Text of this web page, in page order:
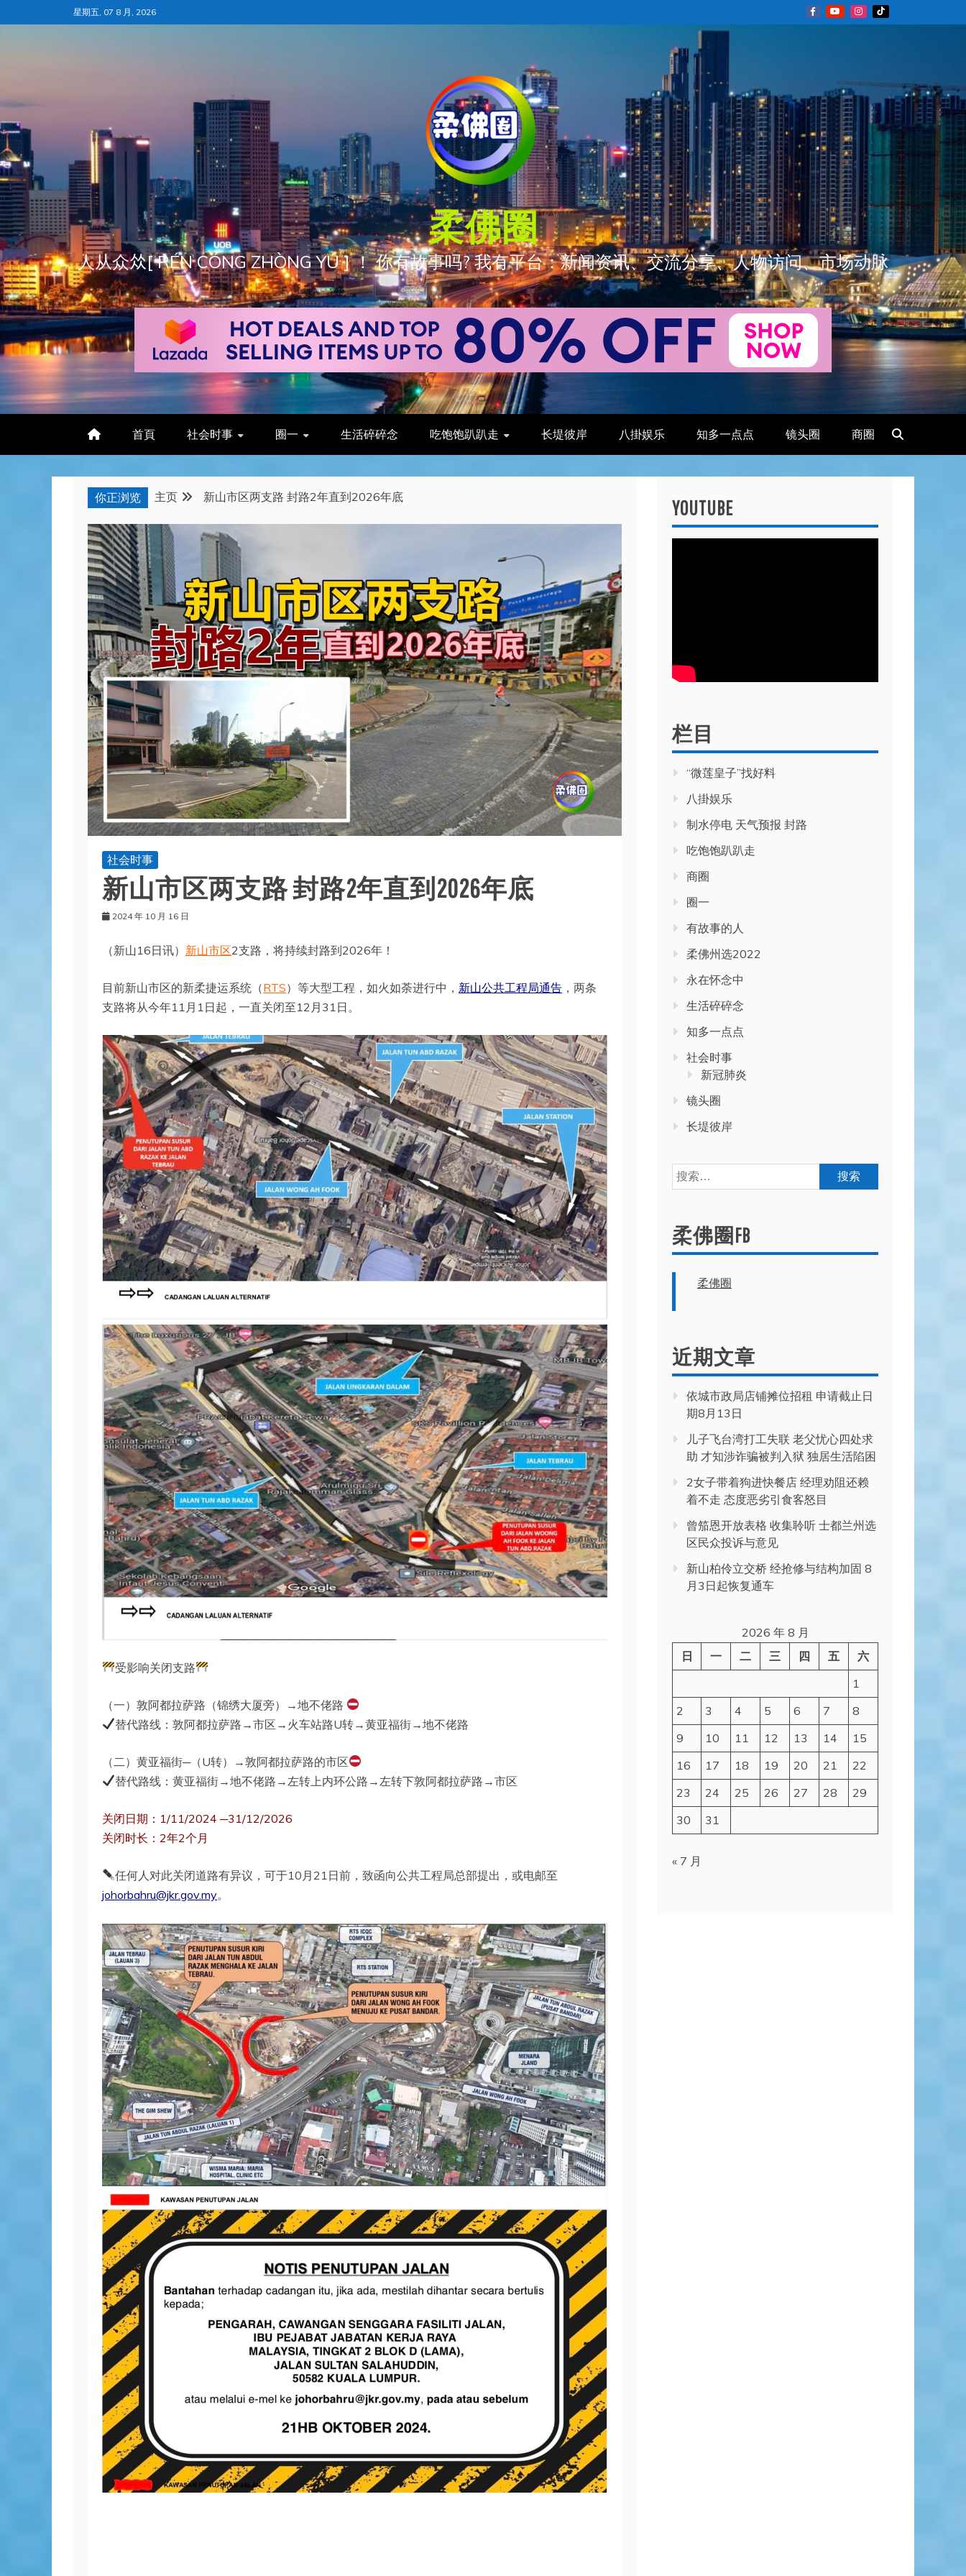
至
星期五, 07 8 月, 2026
柔佛圈
人从众𠈌[ RÉN CÓNG ZHÒNG YÚ ] ！ 你有故事吗? 我有平台：新闻资讯、交流分享、人物访问、市场动脉
首頁 社会时事 圈一 生活碎碎念 吃饱饱趴趴走 长堤彼岸 八掛娱乐 知多一点点 镜头圈 商圈
你正浏览 主页 新山市区两支路 封路2年直到2026年底
社会时事
新山市区两支路 封路2年直到2026年底
2024 年 10 月 16 日
（新山16日讯） 新山市区2支路，将持续封路到2026年！
目前新山市区的新柔捷运系统（RTS）等大型工程，如火如荼进行中， 新山公共工程局通告 ，两条
支路将从今年11月1日起，一直关闭至12月31日。
受影响关闭支路
（一）敦阿都拉萨路（锦绣大厦旁）→地不佬路
替代路线：敦阿都拉萨路→市区→火车站路U转→黄亚福街→地不佬路
（二）黄亚福街─（U转）→敦阿都拉萨路的市区
替代路线：黄亚福街→地不佬路→左转上内环公路→左转下敦阿都拉萨路→市区
关闭日期：1/11/2024 ─31/12/2026
关闭时长：2年2个月
任何人对此关闭道路有异议，可于10月21日前，致函向公共工程局总部提出，或电邮至
johorbahru@jkr.gov.my。
YOUTUBE
栏目
“微莲皇子”找好料
八掛娱乐
制水停电 天气预报 封路
吃饱饱趴趴走
商圈
圈一
有故事的人
柔佛州选2022
永在怀念中
生活碎碎念
知多一点点
社会时事
新冠肺炎
镜头圈
长堤彼岸
搜
索：
柔佛圈FB
柔佛圈
近期文章
依城市政局店铺摊位招租 申请截止日
期8月13日
儿子飞台湾打工失联 老父忧心四处求
助 才知涉诈骗被判入狱 独居生活陷困
2女子带着狗进快餐店 经理劝阻还赖
着不走 态度恶劣引食客怒目
曾笳恩开放表格 收集聆听 士都兰州选
区民众投诉与意见
新山柏伶立交桥 经抢修与结构加固 8
月3日起恢复通车
2026 年 8 月
日
一 二 三 四 五
六
1
2
3 4 5 6 7
8
9
10 11 12 13 14
15
16
17 18 19 20 21
22
23
24 25 26 27 28
29
30
31
« 7 月